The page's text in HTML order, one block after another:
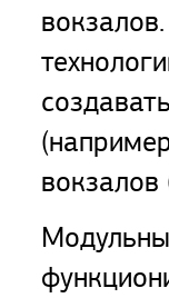
вокзалов